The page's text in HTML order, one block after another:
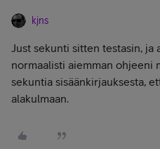
kjns
Just sekunti sitten testasin, ja
normaalisti aiemman ohjeeni
sekuntia sisäänkirjauksesta,
alakulmaan.